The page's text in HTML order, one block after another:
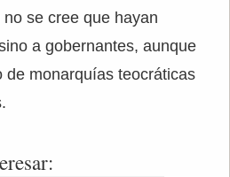
se cree que hayan
a gobernantes, aunque
de monarquías teocráticas